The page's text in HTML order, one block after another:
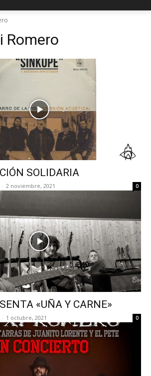
Romero
SOLIDARIA
- 2 noviembre, 2021 0
«UÑA Y CARNE»
- 1 octubre, 2021 0